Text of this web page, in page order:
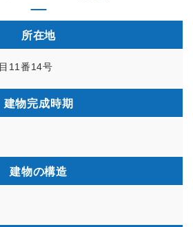
所在地
11番14号
建物完成時期
建物の構造